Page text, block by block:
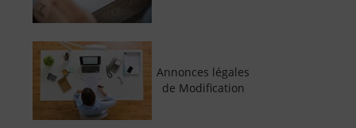
Annonces légales
de Modification